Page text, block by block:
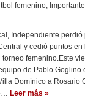
femenino, Importante
Independiente perdió
y cedió puntos
torneo femenino.Este
de Pablo Goglino
Domínico a Rosario
Leer más »